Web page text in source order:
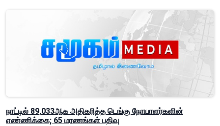
நாட்டில் 89,033ஆக அதிகரித்த டெங்கு நோயாளர்களின்
எண்ணிக்கை; 65 மரணங்கள் பதிவு